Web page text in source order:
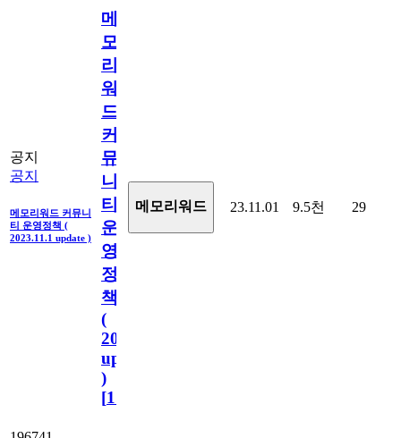
공지
공지
메모리워드 커뮤니
티 운영정책 (
2023.11.1 update )
메
모
리
워
드
커
뮤
니
티
운
영
정
책
(
2023.11.1
update
)
[110
메모리워드 23.11.01 9.5천 29